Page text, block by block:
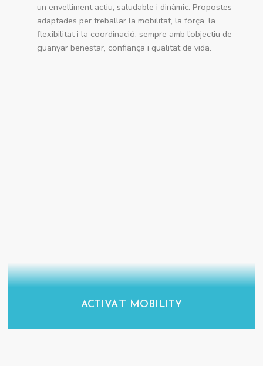
un envelliment actiu, saludable i dinàmic. Propostes
adaptades per treballar la mobilitat, la força, la
flexibilitat i la coordinació, sempre amb l’objectiu de
guanyar benestar, confiança i qualitat de vida.
ACTIVA’T MOBILITY